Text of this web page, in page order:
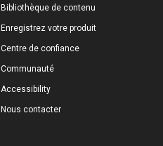
Bibliothèque de contenu
Enregistrez votre produit
Centre de confiance
Communauté
Accessibility
Nous contacter